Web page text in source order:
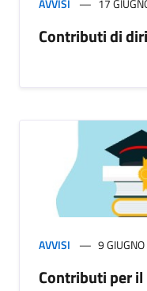
AVVISI 17
Contributi di
AVVISI 9
Contributi per